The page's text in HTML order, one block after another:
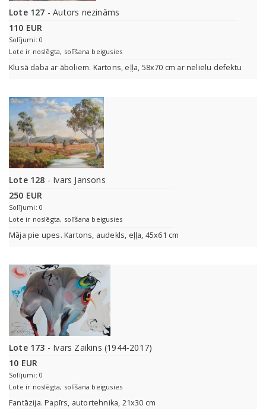
Lote 127 - Autors nezināms
110 EUR
Solījumi: 0
Lote ir noslēgta, solīšana beigusies
Klusā daba ar āboliem. Kartons, eļļa, 58x70 cm ar nelielu defektu
Lote 128 - Ivars Jansons
250 EUR
Solījumi: 0
Lote ir noslēgta, solīšana beigusies
Māja pie upes. Kartons, audekls, eļļa, 45x61 cm
Lote 173 - Ivars Zaikins (1944-2017)
10 EUR
Solījumi: 0
Lote ir noslēgta, solīšana beigusies
Fantāzija. Papīrs, autortehnika, 21x30 cm